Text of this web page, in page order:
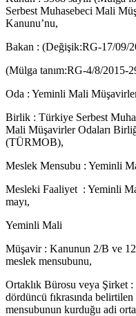
Serbest Muhasebeci Mali
Kanunu’nu,
Bakan : (Değişik:RG-17/09/
(Mülga tanım:RG-4/8/2015-
Oda : Yeminli Mali Müşavirler
Birlik : Türkiye Serbest
Mali Müşavirler Odaları
(TÜRMOB),
Meslek Mensubu : Yeminli
Mesleki Faaliyet : Yeminli
mayı,
Yeminli Mali
Müşavir : Kanunun 2/B ve
meslek mensubunu,
Ortaklık Bürosu veya Şirket
dördüncü fıkrasında
mensubunun kurduğu adi